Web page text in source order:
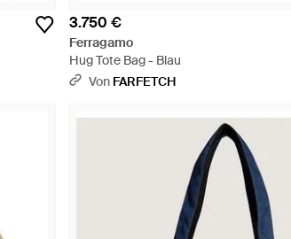
3.750 €
Ferragamo
Hug Tote Bag - Blau
Von FARFETCH